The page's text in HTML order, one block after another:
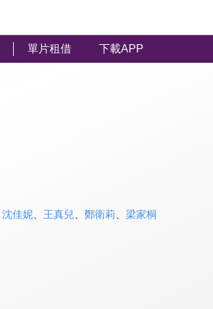
單片租借 下載APP
沈佳妮、 王真兒 鄭衛莉 梁家桐